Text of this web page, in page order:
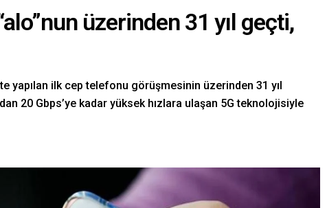
üzerinden 31 yıl geçti,
yapılan ilk cep telefonu görüşmesinin üzerinden 31 yıl
20 Gbps’ye kadar yüksek hızlara ulaşan 5G teknolojisiyle